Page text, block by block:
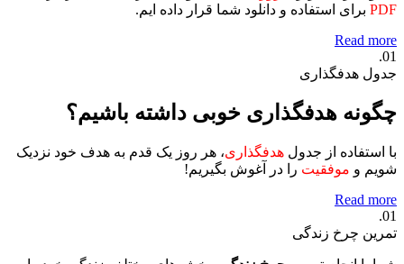
PDF برای استفاده و دانلود شما قرار داده ایم.
Read more
01.
جدول هدفگذاری
چگونه هدفگذاری خوبی داشته باشیم؟
با استفاده از جدول هدفگذاری، هر روز یک قدم به هدف خود نزدیک
شویم و موفقیت را در آغوش بگیریم!
Read more
01.
تمرین چرخ زندگی